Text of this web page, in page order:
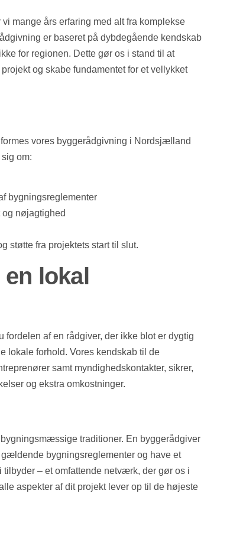
mange års erfaring med alt fra komplekse
er baseret på dybdegående kendskab
for regionen. Dette gør os i stand til at
og skabe fundamentet for et vellykket
vores byggerådgivning i Nordsjælland
om:
bygningsreglementer
nøjagtighed
støtte fra projektets start til slut.
lokal
af en rådgiver, der ikke blot er dygtig
lokale forhold. Vores kendskab til de
samt myndighedskontakter, sikrer,
og ekstra omkostninger.
traditioner. En byggerådgiver
bygningsreglementer og have et
– et omfattende netværk, der gør os i
aspekter af dit projekt lever op til de højeste